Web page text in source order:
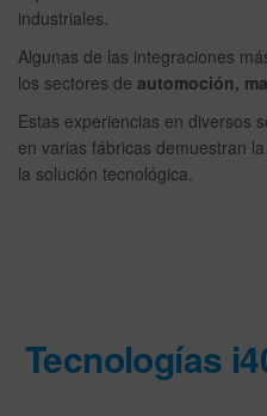
industriales.
Algunas de las integraciones
los sectores de automoción,
Estas experiencias en diversos
en varias fábricas demuestran
la solución tecnológica.
Tecnologías